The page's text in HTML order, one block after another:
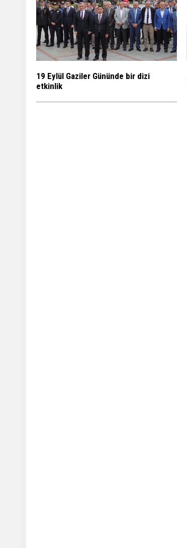
19 Eylül Gaziler Gününde bir dizi
etkinlik